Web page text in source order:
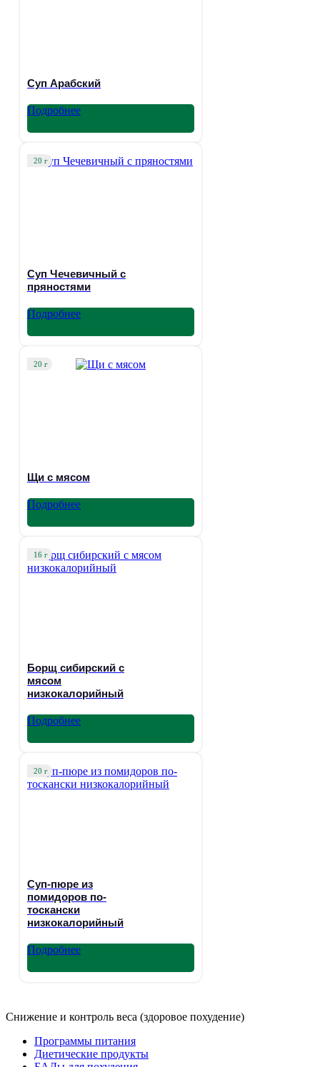
Суп Арабский
Подробнее
20 г
Суп Чечевичный с
пряностями
Подробнее
20 г
Щи с мясом
Подробнее
16 г
Борщ сибирский с
мясом
низкокалорийный
Подробнее
20 г
Суп-пюре из
помидоров по-
тоскански
низкокалорийный
Подробнее
Снижение и контроль веса (здоровое похудение)
Программы питания
Диетические продукты